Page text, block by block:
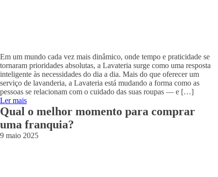
Em um mundo cada vez mais dinâmico, onde tempo e praticidade se
tornaram prioridades absolutas, a Lavateria surge como uma resposta
inteligente às necessidades do dia a dia. Mais do que oferecer um
serviço de lavanderia, a Lavateria está mudando a forma como as
pessoas se relacionam com o cuidado das suas roupas — e […]
Ler mais
Qual o melhor momento para comprar
uma franquia?
9 maio 2025